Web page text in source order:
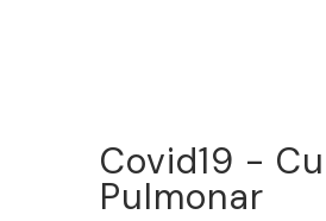
Covid19 -
Pulmonar